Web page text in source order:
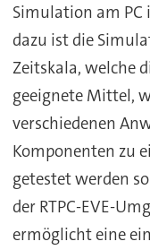
Simulation am
dazu ist die
Zeitskala, welche
geeignete Mittel,
verschiedenen
Komponenten zu
getestet werden
der RTPC-EVE-
ermöglicht eine